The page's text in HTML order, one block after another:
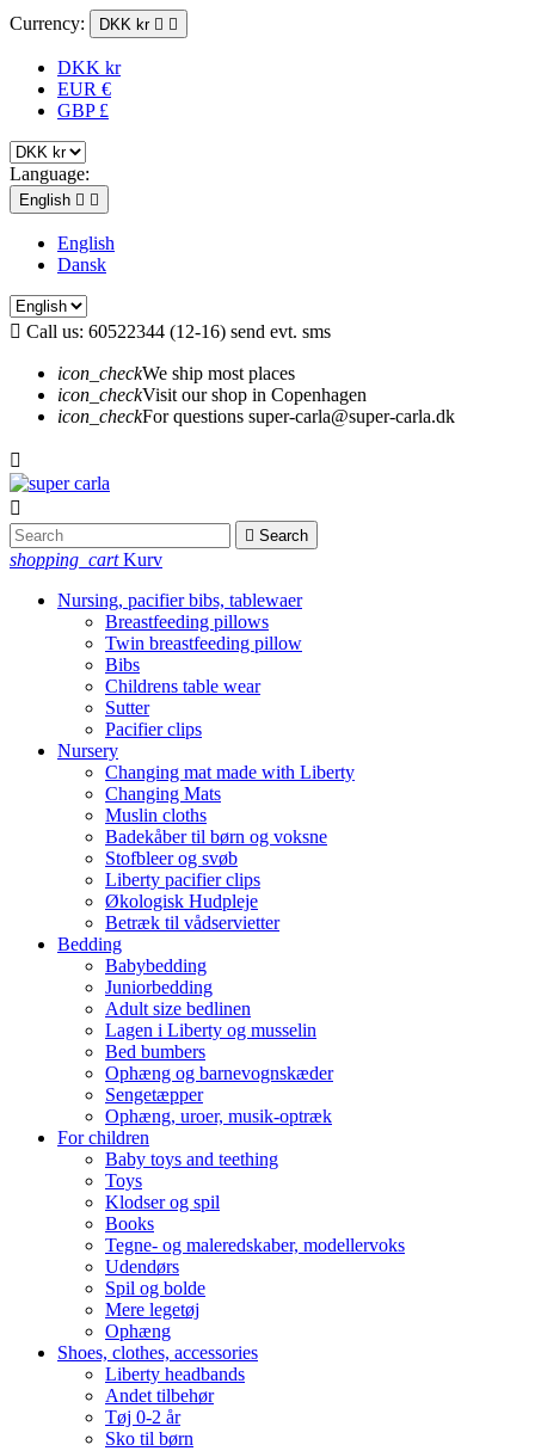
Currency: DKK kr  
DKK kr
EUR €
GBP £
Language:
English  
English
Dansk
 Call us: 60522344 (12-16) send evt. sms
icon_checkWe ship most places
icon_checkVisit our shop in Copenhagen
icon_checkFor questions super-carla@super-carla.dk


 Search
shopping_cart Kurv
Nursing, pacifier bibs, tablewaer
Breastfeeding pillows
Twin breastfeeding pillow
Bibs
Childrens table wear
Sutter
Pacifier clips
Nursery
Changing mat made with Liberty
Changing Mats
Muslin cloths
Badekåber til børn og voksne
Stofbleer og svøb
Liberty pacifier clips
Økologisk Hudpleje
Betræk til vådservietter
Bedding
Babybedding
Juniorbedding
Adult size bedlinen
Lagen i Liberty og musselin
Bed bumbers
Ophæng og barnevognskæder
Sengetæpper
Ophæng, uroer, musik-optræk
For children
Baby toys and teething
Toys
Klodser og spil
Books
Tegne- og maleredskaber, modellervoks
Udendørs
Spil og bolde
Mere legetøj
Ophæng
Shoes, clothes, accessories
Liberty headbands
Andet tilbehør
Tøj 0-2 år
Sko til børn